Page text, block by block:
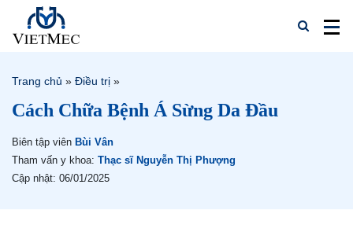
Trang chủ » Điều trị »
Cách Chữa Bệnh Á Sừng Da Đầu
Biên tập viên Bùi Vân
Tham vấn y khoa: Thạc sĩ Nguyễn Thị Phượng
Cập nhật: 06/01/2025